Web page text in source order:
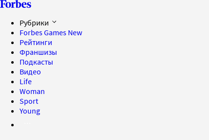
Рубрики
Forbes Games New
Рейтинги
Франшизы
Подкасты
Видео
Life
Woman
Sport
Young